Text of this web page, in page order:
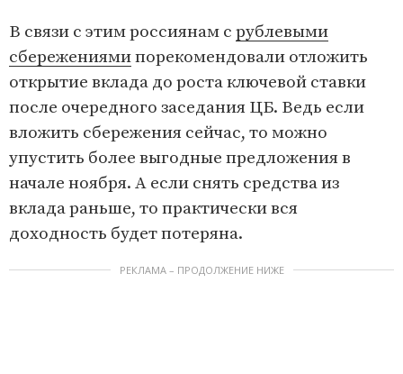
В связи с этим россиянам с рублевыми
сбережениямипорекомендовали отложить
открытие вклада до роста ключевой ставки
после очередного заседания ЦБ. Ведь если
вложить сбережения сейчас, то можно
упустить более выгодные предложения в
начале ноября. А если снять средства из
вклада раньше, то практически вся
доходность будет потеряна.
РЕКЛАМА – ПРОДОЛЖЕНИЕ НИЖЕ